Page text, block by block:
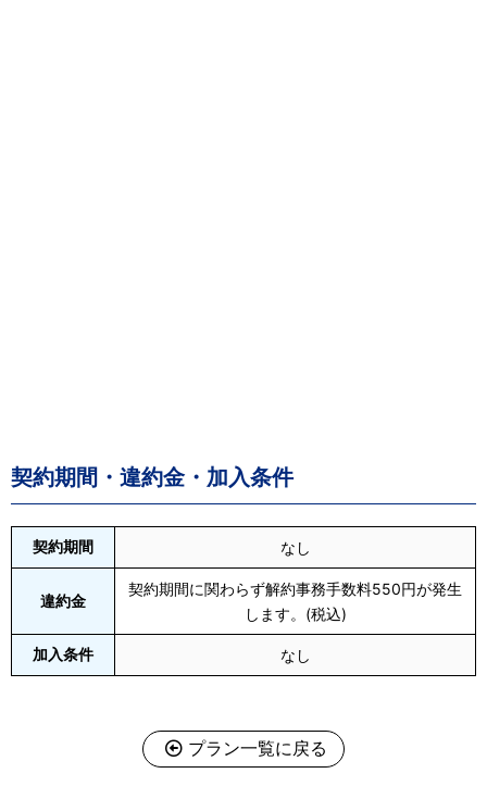
契約期間・違約金・加入条件
契約期間 なし
違約金
契約期間に関わらず解約事務手数料550円が発生
します。(税込)
加入条件 なし
プラン一覧に戻る